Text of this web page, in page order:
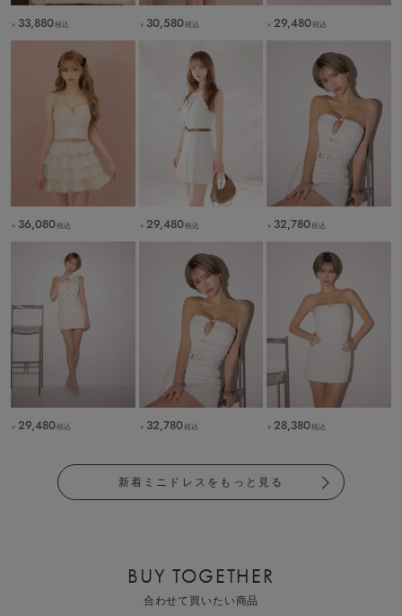
￥ 33,880税込 ￥ 30,580税込 ￥ 29,480税込
￥ 36,080税込 ￥ 29,480税込 ￥ 32,780税込
￥ 29,480税込 ￥ 32,780税込 ￥ 28,380税込
新着ミニドレスをもっと見る
BUY TOGETHER
合わせて買いたい商品